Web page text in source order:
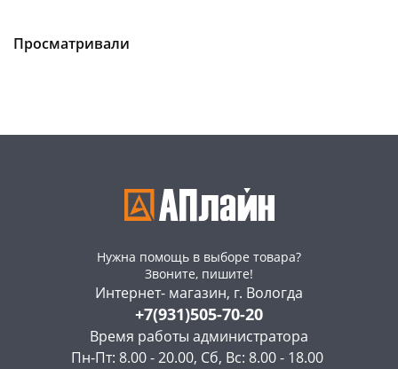
Просматривали
Нужна помощь в выборе товара?
Звоните, пишите!
Интернет- магазин, г. Вологда
+7(931)505-70-20
Время работы администратора
Пн-Пт: 8.00 - 20.00, Сб, Вс: 8.00 - 18.00